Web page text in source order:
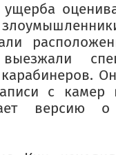
ущерба
с камер
версию о